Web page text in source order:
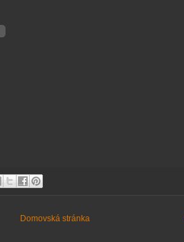
Domovská stránka